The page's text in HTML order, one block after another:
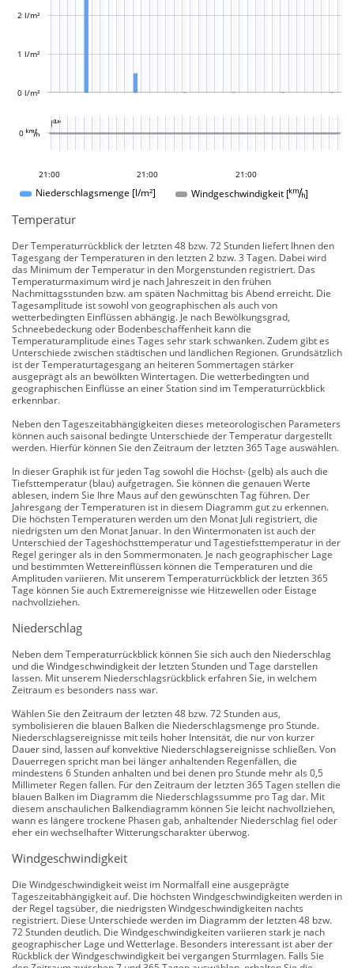
0 l/m²
1 l/m²
2 l/m²

0 
21:00
18:00
15:00
12:00
22:00
23:00 21:00
21:00
Niederschlagsmenge [l/m²]
Windgeschwindigkeit []
Temperatur
Der Temperaturrückblick der letzten 48 bzw. 72 Stunden liefert Ihnen den
Tagesgang der Temperaturen in den letzten 2 bzw. 3 Tagen. Dabei wird
das Minimum der Temperatur in den Morgenstunden registriert. Das
Temperaturmaximum wird je nach Jahreszeit in den frühen
Nachmittagsstunden bzw. am späten Nachmittag bis Abend erreicht. Die
Tagesamplitude ist sowohl von geographischen als auch von
wetterbedingten Einflüssen abhängig. Je nach Bewölkungsgrad,
Schneebedeckung oder Bodenbeschaffenheit kann die
Temperaturamplitude eines Tages sehr stark schwanken. Zudem gibt es
Unterschiede zwischen städtischen und ländlichen Regionen. Grundsätzlich
ist der Temperaturtagesgang an heiteren Sommertagen stärker
ausgeprägt als an bewölkten Wintertagen. Die wetterbedingten und
geographischen Einflüsse an einer Station sind im Temperaturrückblick
erkennbar.
Neben den Tageszeitabhängigkeiten dieses meteorologischen Parameters
können auch saisonal bedingte Unterschiede der Temperatur dargestellt
werden. Hierfür können Sie den Zeitraum der letzten 365 Tage auswählen.
In dieser Graphik ist für jeden Tag sowohl die Höchst- (gelb) als auch die
Tiefsttemperatur (blau) aufgetragen. Sie können die genauen Werte
ablesen, indem Sie Ihre Maus auf den gewünschten Tag führen. Der
Jahresgang der Temperaturen ist in diesem Diagramm gut zu erkennen.
Die höchsten Temperaturen werden um den Monat Juli registriert, die
niedrigsten um den Monat Januar. In den Wintermonaten ist auch der
Unterschied der Tageshöchsttemperatur und Tagestiefsttemperatur in der
Regel geringer als in den Sommermonaten. Je nach geographischer Lage
und bestimmten Wettereinflüssen können die Temperaturen und die
Amplituden variieren. Mit unserem Temperaturrückblick der letzten 365
Tage können Sie auch Extremereignisse wie Hitzewellen oder Eistage
nachvollziehen.
Niederschlag
Neben dem Temperaturrückblick können Sie sich auch den Niederschlag
und die Windgeschwindigkeit der letzten Stunden und Tage darstellen
lassen. Mit unserem Niederschlagsrückblick erfahren Sie, in welchem
Zeitraum es besonders nass war.
Wählen Sie den Zeitraum der letzten 48 bzw. 72 Stunden aus,
symbolisieren die blauen Balken die Niederschlagsmenge pro Stunde.
Niederschlagsereignisse mit teils hoher Intensität, die nur von kurzer
Dauer sind, lassen auf konvektive Niederschlagsereignisse schließen. Von
Dauerregen spricht man bei länger anhaltenden Regenfällen, die
mindestens 6 Stunden anhalten und bei denen pro Stunde mehr als 0,5
Millimeter Regen fallen. Für den Zeitraum der letzten 365 Tagen stellen die
blauen Balken im Diagramm die Niederschlagssumme pro Tag dar. Mit
diesem anschaulichen Balkendiagramm können Sie leicht nachvollziehen,
wann es längere trockene Phasen gab, anhaltender Niederschlag fiel oder
eher ein wechselhafter Witterungscharakter überwog.
Windgeschwindigkeit
Die Windgeschwindigkeit weist im Normalfall eine ausgeprägte
Tageszeitabhängigkeit auf. Die höchsten Windgeschwindigkeiten werden in
der Regel tagsüber, die niedrigsten Windgeschwindigkeiten nachts
registriert. Diese Unterschiede werden im Diagramm der letzten 48 bzw.
72 Stunden deutlich. Die Windgeschwindigkeiten variieren stark je nach
geographischer Lage und Wetterlage. Besonders interessant ist aber der
Rückblick der Windgeschwindigkeit bei vergangen Sturmlagen. Falls Sie